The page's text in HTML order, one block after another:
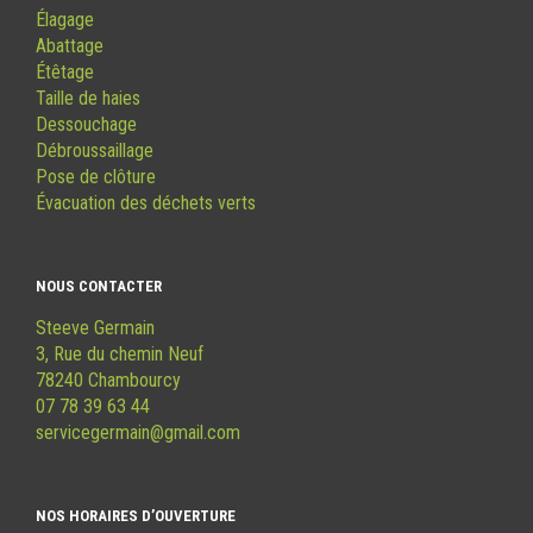
Élagage
Abattage
Étêtage
Taille de haies
Dessouchage
Débroussaillage
Pose de clôture
Évacuation des déchets verts
NOUS CONTACTER
Steeve Germain
3, Rue du chemin Neuf
78240 Chambourcy
07 78 39 63 44
servicegermain@gmail.com
NOS HORAIRES D’OUVERTURE